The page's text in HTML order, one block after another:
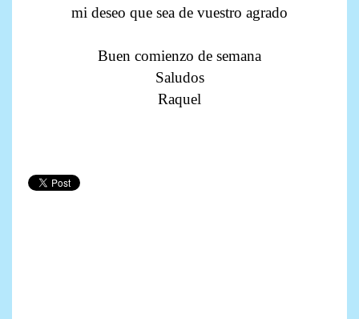
mi deseo que sea de vuestro agrado
Buen comienzo de semana
Saludos
Raquel